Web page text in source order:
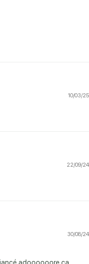
10/03/25
22/09/24
30/08/24